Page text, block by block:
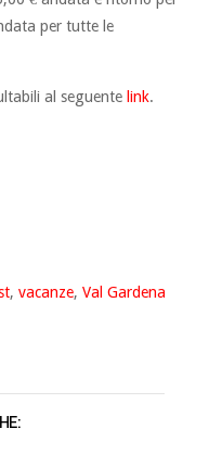
per tutte le
al seguente link.
,vacanze,Val Gardena